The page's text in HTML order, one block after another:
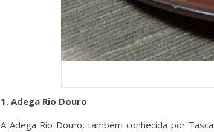
1. Adega Rio Douro
A Adega Rio Douro, também conhecida por